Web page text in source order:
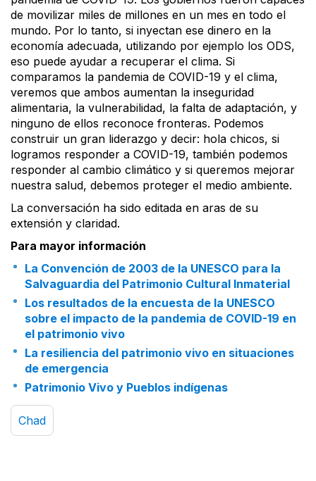
de movilizar miles de millones en un mes en todo el
mundo. Por lo tanto, si inyectan ese dinero en la
economía adecuada, utilizando por ejemplo los ODS,
eso puede ayudar a recuperar el clima. Si
comparamos la pandemia de COVID-19 y el clima,
veremos que ambos aumentan la inseguridad
alimentaria, la vulnerabilidad, la falta de adaptación, y
ninguno de ellos reconoce fronteras. Podemos
construir un gran liderazgo y decir: hola chicos, si
logramos responder a COVID-19, también podemos
responder al cambio climático y si queremos mejorar
nuestra salud, debemos proteger el medio ambiente.
La conversación ha sido editada en aras de su
extensión y claridad.
Para mayor información
La Convención de 2003 de la UNESCO para la
Salvaguardia del Patrimonio Cultural Inmaterial
Los resultados de la encuesta de la UNESCO
sobre el impacto de la pandemia de COVID-19 en
el patrimonio vivo
La resiliencia del patrimonio vivo en situaciones
de emergencia
Patrimonio Vivo y Pueblos indígenas
Chad